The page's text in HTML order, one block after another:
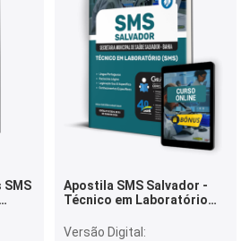
SMS
Apostila SMS Salvador -
Técnico em Laboratório
Versão Digital: